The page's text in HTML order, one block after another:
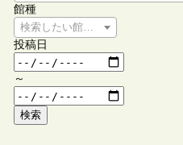
館種
検索したい館種を選択してください
投稿日
～
検索